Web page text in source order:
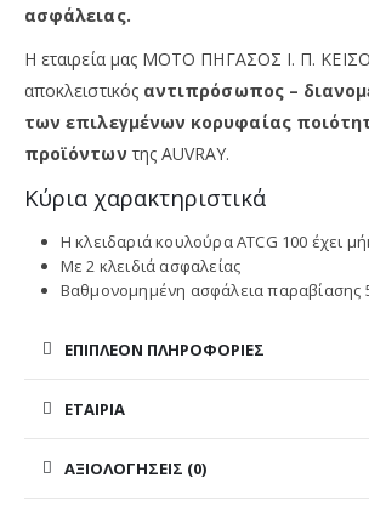
ασφάλειας.
Η εταιρεία μας ΜΟΤΟ ΠΗΓΑΣΟΣ Ι. Π.
αποκλειστικός αντιπρόσωπος –
των επιλεγμένων κορυφαίας
προϊόντων της AUVRAY.
Κύρια χαρακτηριστικά
Η κλειδαριά κουλούρα ATCG 100 έχει
Με 2 κλειδιά ασφαλείας
Βαθμονομημένη ασφάλεια παραβίασης
ΕΠΙΠΛΈΟΝ ΠΛΗΡΟΦΟΡΊΕΣ
ΕΤΑΙΡΊΑ
ΑΞΙΟΛΟΓΉΣΕΙΣ (0)